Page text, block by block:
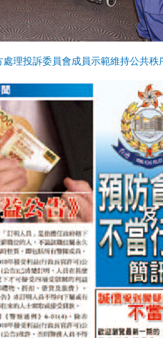
理投訴委員會成員示範維持公共秩